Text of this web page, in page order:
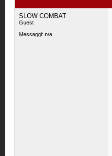
SLOW COMBAT
Guest
Messaggi: n/a